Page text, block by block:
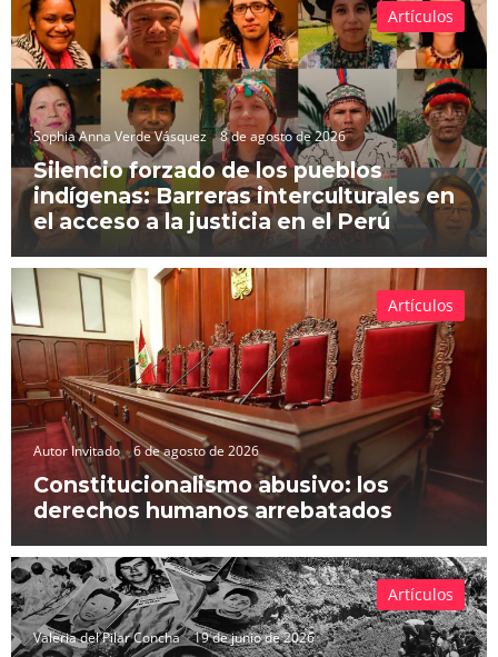
Sophia Anna Verde Vásquez 8 de agosto de 2026
Silencio forzado de los pueblos
indígenas: Barreras interculturales en
el acceso a la justicia en el Perú
Artículos
Autor Invitado 6 de agosto de 2026
Constitucionalismo abusivo: los
derechos humanos arrebatados
Artículos
Valeria del Pilar Concha 19 de junio de 2026
Artículos